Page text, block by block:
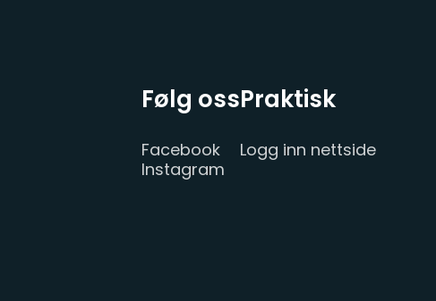
Følg oss
Facebook
Instagram
Praktisk
Logg inn nettside